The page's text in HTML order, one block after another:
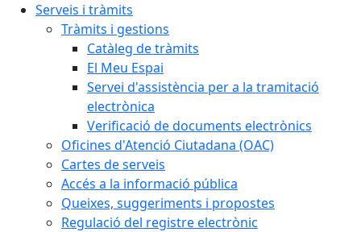
Serveis i tràmits
Tràmits i gestions
Catàleg de tràmits
El Meu Espai
Servei d'assistència per a la tramitació
electrònica
Verificació de documents electrònics
Oficines d'Atenció Ciutadana (OAC)
Cartes de serveis
Accés a la informació pública
Queixes, suggeriments i propostes
Regulació del registre electrònic